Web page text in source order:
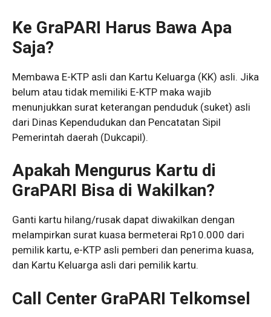
Ke GraPARI Harus Bawa Apa
Saja?
Membawa E-KTP asli dan Kartu Keluarga (KK) asli. Jika
belum atau tidak memiliki E-KTP maka wajib
menunjukkan surat keterangan penduduk (suket) asli
dari Dinas Kependudukan dan Pencatatan Sipil
Pemerintah daerah (Dukcapil).
Apakah Mengurus Kartu di
GraPARI Bisa di Wakilkan?
Ganti kartu hilang/rusak dapat diwakilkan dengan
melampirkan surat kuasa bermeterai Rp10.000 dari
pemilik kartu, e-KTP asli pemberi dan penerima kuasa,
dan Kartu Keluarga asli dari pemilik kartu.
Call Center GraPARI Telkomsel